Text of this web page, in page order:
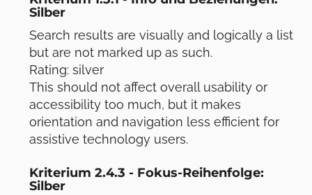
Silber
Search results are visually and logically a list
but are not marked up as such.
Rating: silver
This should not affect overall usability or
accessibility too much, but it makes
orientation and navigation less efficient for
assistive technology users.
Kriterium 2.4.3 - Fokus-Reihenfolge:
Silber